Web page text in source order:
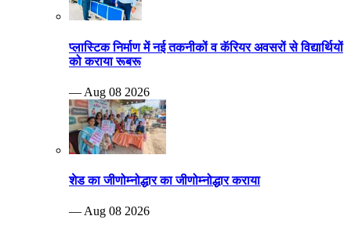
प्लास्टिक निर्माण में नई तकनीकों व कॅरियर अवसरों से विद्यार्थियों
को कराया रूबरू
— Aug 08 2026
शेड का जीणोम्नोद्धार का जीणोम्नोद्धार कराया
— Aug 08 2026